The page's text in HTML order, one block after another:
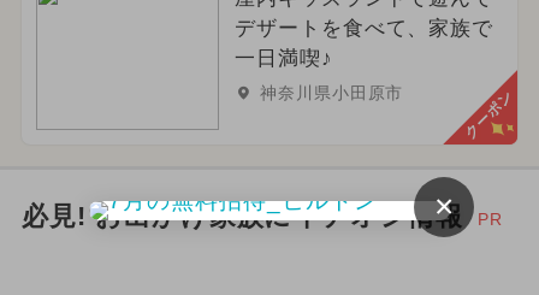
デザートを食べて、家族で
一日満喫♪
神奈川県小田原市 クーポン
必見! お出かけ家族にイチオシ情報 PR
×